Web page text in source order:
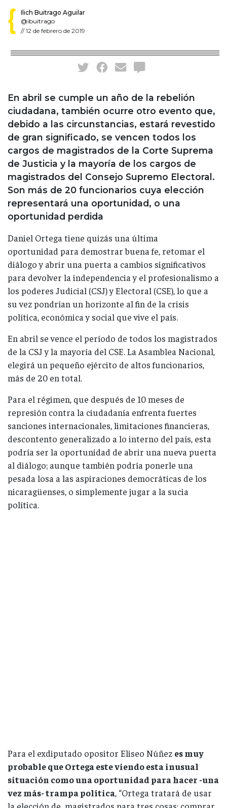
Ilich Buitrago Aguilar
@ibuitrago
//12 de febrero de 2019
En abril se cumple un año de la rebelión
ciudadana, también ocurre otro evento que,
debido a las circunstancias, estará revestido
de gran significado, se vencen todos los
cargos de magistrados de la Corte Suprema
de Justicia y la mayoría de los cargos de
magistrados del Consejo Supremo Electoral.
Son más de 20 funcionarios cuya elección
representará una oportunidad, o una
oportunidad perdida
Daniel Ortega tiene quizás una última
oportunidad para demostrar buena fe, retomar el
diálogo y abrir una puerta a cambios significativos
para devolver la independencia y el profesionalismo a
los poderes Judicial (CSJ) y Electoral (CSE), lo que a
su vez pondrían un horizonte al fin de la crisis
política, económica y social que vive el país.
En abril se vence el período de todos los magistrados
de la CSJ y la mayoría del CSE. La Asamblea Nacional,
elegirá un pequeño ejército de altos funcionarios,
más de 20 en total.
Para el régimen, que después de 10 meses de
represión contra la ciudadanía enfrenta fuertes
sanciones internacionales, limitaciones financieras,
descontento generalizado a lo interno del país, esta
podría ser la oportunidad de abrir una nueva puerta
al diálogo; aunque también podría ponerle una
pesada losa a las aspiraciones democráticas de los
nicaragüenses, o simplemente jugar a la sucia
política.
Para el exdiputado opositor Eliseo Núñez es muy
probable que Ortega este viendo esta inusual
situación como una oportunidad para hacer -una
vez más- trampa política, “Ortega tratará de usar